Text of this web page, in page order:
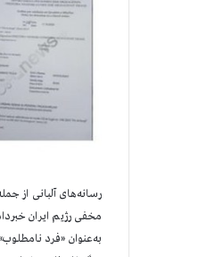
رسانه‌های آلبانی از
مخفی رژیم ایران خبر
به‌عنوان «فرد